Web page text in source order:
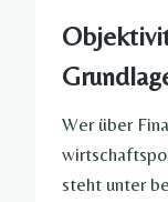
Wer über
steht unter